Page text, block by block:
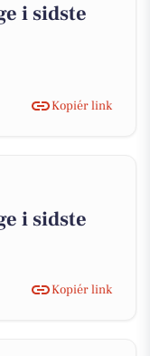
i sidste
Kopiér link
i sidste
Kopiér link